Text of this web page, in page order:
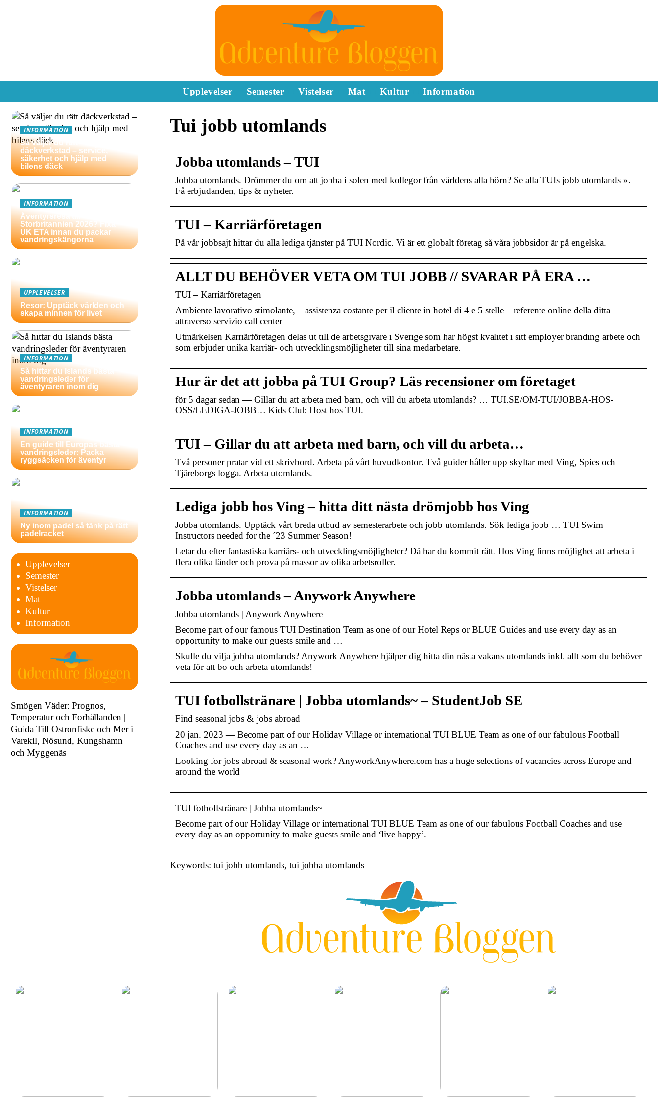
Upplevelser Semester Vistelser Mat Kultur Information
Tui jobb utomlands
Jobba utomlands – TUI
Jobba utomlands. Drömmer du om att jobba i solen med kollegor från världens alla hörn? Se alla TUIs jobb utomlands ».
Få erbjudanden, tips & nyheter.
TUI – Karriärföretagen
På vår jobbsajt hittar du alla lediga tjänster på TUI Nordic. Vi är ett globalt företag så våra jobbsidor är på engelska.
ALLT DU BEHÖVER VETA OM TUI JOBB // SVARAR PÅ ERA …
TUI – Karriärföretagen
Ambiente lavorativo stimolante, – assistenza costante per il cliente in hotel di 4 e 5 stelle – referente online della ditta
attraverso servizio call center
Utmärkelsen Karriärföretagen delas ut till de arbetsgivare i Sverige som har högst kvalitet i sitt employer branding arbete och
som erbjuder unika karriär- och utvecklingsmöjligheter till sina medarbetare.
Hur är det att jobba på TUI Group? Läs recensioner om företaget
för 5 dagar sedan — Gillar du att arbeta med barn, och vill du arbeta utomlands? … TUI.SE/OM-TUI/JOBBA-HOS-
OSS/LEDIGA-JOBB… Kids Club Host hos TUI.
TUI – Gillar du att arbeta med barn, och vill du arbeta…
Två personer pratar vid ett skrivbord. Arbeta på vårt huvudkontor. Två guider håller upp skyltar med Ving, Spies och
Tjäreborgs logga. Arbeta utomlands.
Lediga jobb hos Ving – hitta ditt nästa drömjobb hos Ving
Jobba utomlands. Upptäck vårt breda utbud av semesterarbete och jobb utomlands. Sök lediga jobb … TUI Swim
Instructors needed for the ´23 Summer Season!
Letar du efter fantastiska karriärs- och utvecklingsmöjligheter? Då har du kommit rätt. Hos Ving finns möjlighet att arbeta i
flera olika länder och prova på massor av olika arbetsroller.
Jobba utomlands – Anywork Anywhere
Jobba utomlands | Anywork Anywhere
Become part of our famous TUI Destination Team as one of our Hotel Reps or BLUE Guides and use every day as an
opportunity to make our guests smile and …
Skulle du vilja jobba utomlands? Anywork Anywhere hjälper dig hitta din nästa vakans utomlands inkl. allt som du behöver
veta för att bo och arbeta utomlands!
TUI fotbollstränare | Jobba utomlands~ – StudentJob SE
Find seasonal jobs & jobs abroad
20 jan. 2023 — Become part of our Holiday Village or international TUI BLUE Team as one of our fabulous Football
Coaches and use every day as an …
Looking for jobs abroad & seasonal work? AnyworkAnywhere.com has a huge selections of vacancies across Europe and
around the world
TUI fotbollstränare | Jobba utomlands~
Become part of our Holiday Village or international TUI BLUE Team as one of our fabulous Football Coaches and use
every day as an opportunity to make guests smile and ‘live happy’.
Keywords: tui jobb utomlands, tui jobba utomlands
INFORMATION
Så väljer du rätt
däckverkstad – service,
säkerhet och hjälp med
bilens däck
INFORMATION
Äventyrsresa till
Storbritannien 2026? Fixa
UK ETA innan du packar
vandringskängorna
UPPLEVELSER
Resor: Upptäck världen och
skapa minnen för livet
INFORMATION
Så hittar du Islands bästa
vandringsleder för
äventyraren inom dig
INFORMATION
En guide till Europas bästa
vandringsleder: Packa
ryggsäcken för äventyr
INFORMATION
Ny inom padel så tänk på rätt
padelracket
Upplevelser
Semester
Vistelser
Mat
Kultur
Information
Smögen Väder: Prognos,
Temperatur och Förhållanden |
Guida Till Ostronfiske och Mer i
Varekil, Nösund, Kungshamn
och Myggenäs